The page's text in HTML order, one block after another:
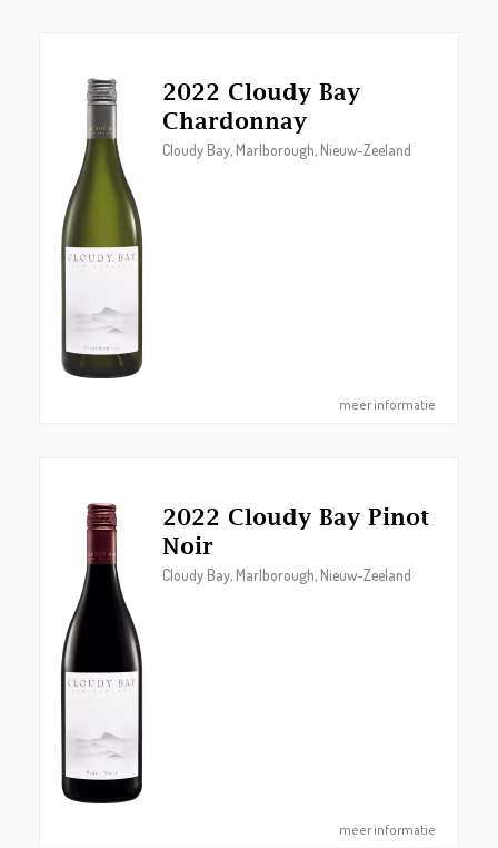
2022 Cloudy Bay
Chardonnay
Cloudy Bay, Marlborough, Nieuw-Zeeland
meer informatie
2022 Cloudy Bay Pinot
Noir
Cloudy Bay, Marlborough, Nieuw-Zeeland
meer informatie